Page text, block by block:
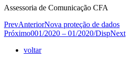
Assessoria de Comunicação CFA
PrevAnteriorNova proteção de dados
Próximo001/2020 – 01/2020/DispNext
voltar